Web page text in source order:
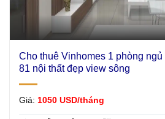
Cho thuê Vinhomes 1 phòng
81 nội thất đẹp view sông
Giá: 1050 USD/tháng